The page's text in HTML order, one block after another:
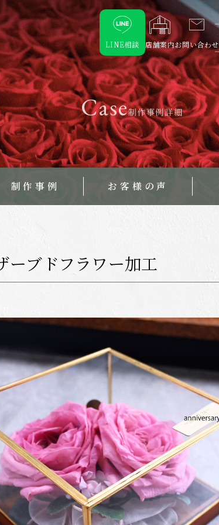
LINE相談 店舗案内お問い合わせ
制作事例 お客様の声
Case制作事例詳細
ーブドフラワー加工